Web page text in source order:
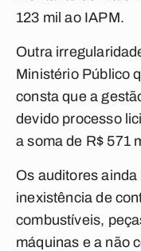
123 mil ao IAPM.
Outra
Ministério Público
consta que a
devido processo
a soma de R$ 571
Os auditores
inexistência de
combustíveis,
máquinas e a não